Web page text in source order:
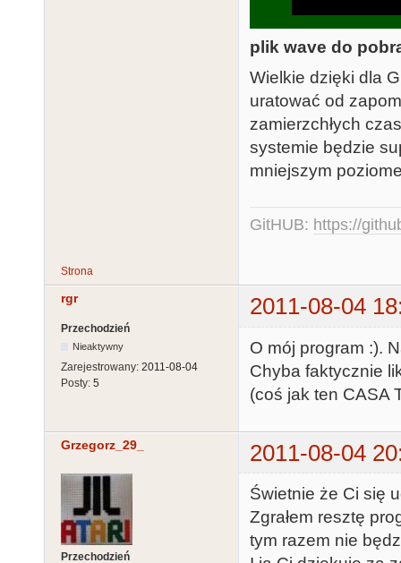
plik wave do
Wielkie dzięki dla
uratować od
zamierzchłych
systemie będzie
mniejszym
GitHUB: https://
Strona
rgr 2011-08-04
Przechodzień
Nieaktywny
Zarejestrowany: 2011-08-04
Posty: 5
O mój program :).
Chyba faktycznie
(coś jak ten CASA
Grzegorz_29_ 2011-08-04
Przechodzień
Świetnie że Ci się
Zgrałem resztę
tym razem nie